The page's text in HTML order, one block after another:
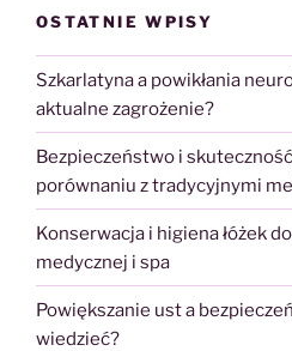
OSTATNIE WPISY
Szkarlatyna a powikłania
aktualne zagrożenie?
Bezpieczeństwo i
porównaniu z tradycyjnymi
Konserwacja i higiena łóżek
medycznej i spa
Powiększanie ust a
wiedzieć?